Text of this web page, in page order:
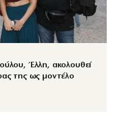
Έλλη, ακολουθεί
της ως μοντέλο